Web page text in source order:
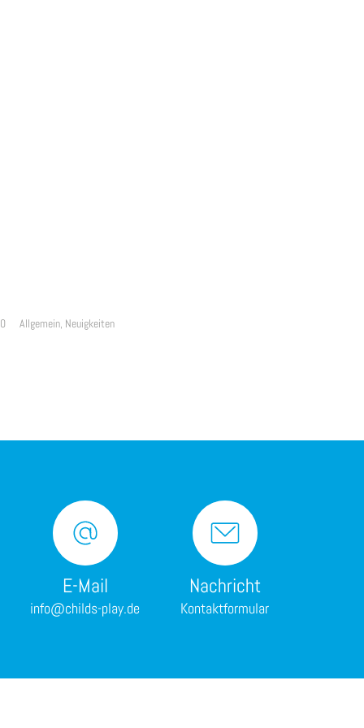
Allgemein, Neuigkeiten
E-Mail
info@childs-play.de
Nachricht
Kontaktformular